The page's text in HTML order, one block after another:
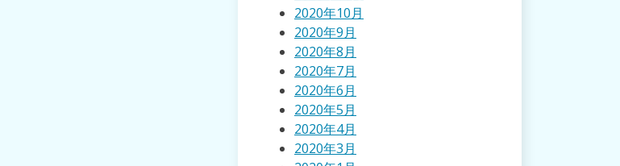
2020年10月
2020年9月
2020年8月
2020年7月
2020年6月
2020年5月
2020年4月
2020年3月